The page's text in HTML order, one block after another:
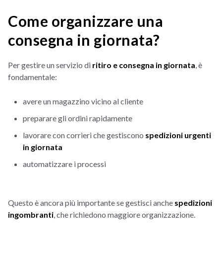
Come organizzare una
consegna in giornata?
Per gestire un servizio di ritiro e consegna in giornata, è
fondamentale:
avere un magazzino vicino al cliente
preparare gli ordini rapidamente
lavorare con corrieri che gestiscono spedizioni urgenti
in giornata
automatizzare i processi
Questo è ancora più importante se gestisci anche spedizioni
ingombranti, che richiedono maggiore organizzazione.